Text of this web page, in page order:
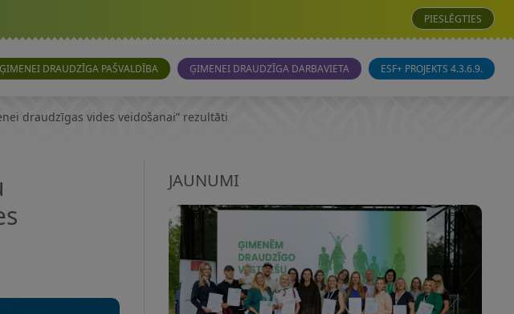
PIESLĒGTIES
ĢIMENEI DRAUDZĪGA PAŠVALDĪBA ĢIMENEI DRAUDZĪGA DARBAVIETA ESF+ PROJEKTS 4.3.6.9.
draudzīgas vides veidošanai” rezultāti
JAUNUMI